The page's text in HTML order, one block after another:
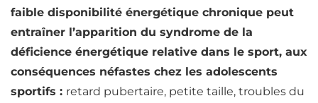
faible disponibilité énergétique chronique peut
entraîner l’apparition du syndrome de la
déficience énergétique relative dans le sport, aux
conséquences néfastes chez les adolescents
sportifs : retard pubertaire, petite taille, troubles du